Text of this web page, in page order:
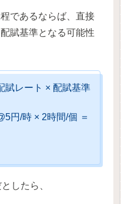
であるならば、直接
賦基準となる可能性
賦レート × 配賦基準
円/時 × 2時間/個 ＝
したら、